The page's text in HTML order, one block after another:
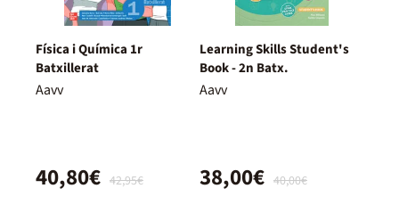
Física i Química 1r
Batxillerat
Aavv
42,95€
40,80€
Learning Skills Student's
Book - 2n Batx.
Aavv
40,00€
38,00€